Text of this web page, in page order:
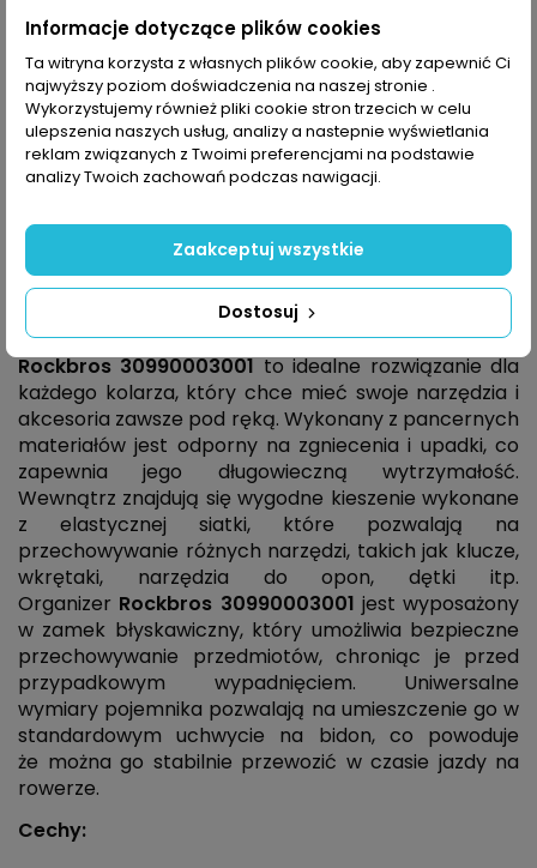
Powiadom mnie kiedy dostępne
Opis
Rockbros30990003001to idealne rozwiązanie dla
każdego kolarza, który chce mieć swoje narzędzia i
akcesoria zawsze pod ręką. Wykonany z pancernych
materiałów jest odporny na zgniecenia i upadki, co
zapewnia jego długowieczną wytrzymałość.
Wewnątrz znajdują się wygodne kieszenie wykonane
z elastycznej siatki, które pozwalają na
przechowywanie różnych narzędzi, takich jak klucze,
wkrętaki, narzędzia do opon, dętki itp.
Organizer Rockbros 30990003001 jest wyposażony
w zamek błyskawiczny, który umożliwia bezpieczne
przechowywanie przedmiotów, chroniąc je przed
przypadkowym wypadnięciem. Uniwersalne
wymiary pojemnika pozwalają na umieszczenie go w
standardowym uchwycie na bidon, co powoduje
że można go stabilnie przewozić w czasie jazdy na
rowerze.
Cechy:
Informacje dotyczące plików cookies
Ta witryna korzysta z własnych plików cookie, aby zapewnić Ci
najwyższy poziom doświadczenia na naszej stronie .
Wykorzystujemy również pliki cookie stron trzecich w celu
ulepszenia naszych usług, analizy a nastepnie wyświetlania
reklam związanych z Twoimi preferencjami na podstawie
analizy Twoich zachowań podczas nawigacji.
Dostosuj
Zaakceptuj wszystkie